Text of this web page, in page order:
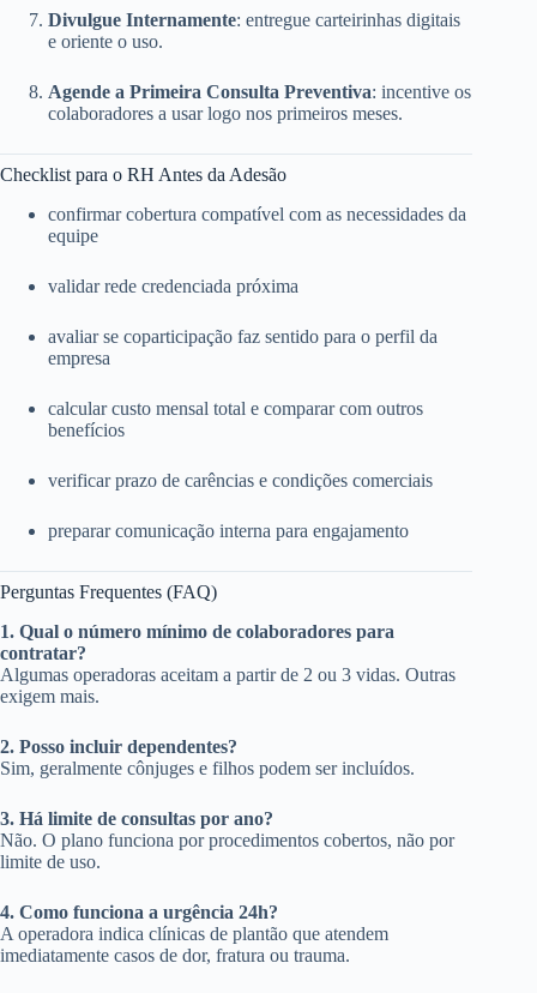
Divulgue Internamente: entregue carteirinhas digitais
e oriente o uso.
Agende a Primeira Consulta Preventiva: incentive os
colaboradores a usar logo nos primeiros meses.
Checklist para o RH Antes da Adesão
confirmar cobertura compatível com as necessidades da
equipe
validar rede credenciada próxima
avaliar se coparticipação faz sentido para o perfil da
empresa
calcular custo mensal total e comparar com outros
benefícios
verificar prazo de carências e condições comerciais
preparar comunicação interna para engajamento
Perguntas Frequentes (FAQ)
1. Qual o número mínimo de colaboradores para
contratar?
Algumas operadoras aceitam a partir de 2 ou 3 vidas. Outras
exigem mais.
2. Posso incluir dependentes?
Sim, geralmente cônjuges e filhos podem ser incluídos.
3. Há limite de consultas por ano?
Não. O plano funciona por procedimentos cobertos, não por
limite de uso.
4. Como funciona a urgência 24h?
A operadora indica clínicas de plantão que atendem
imediatamente casos de dor, fratura ou trauma.